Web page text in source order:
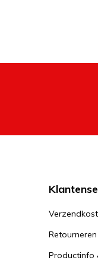
Productinfo